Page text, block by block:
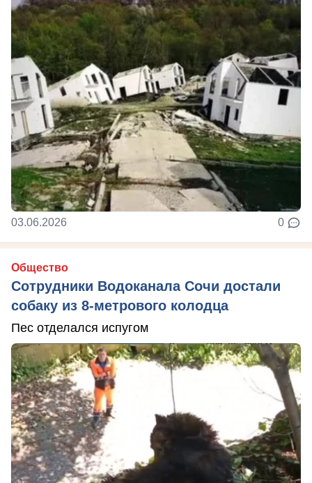
03.06.2026 0
Общество
Сотрудники Водоканала Сочи достали
собаку из 8-метрового колодца
Пес отделался испугом